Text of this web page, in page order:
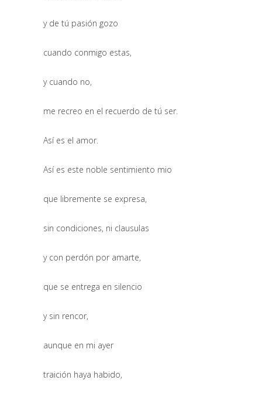
y de tú pasión gozo
cuando conmigo estas,
y cuando no,
me recreo en el recuerdo de tú ser.
Así es el amor.
Así es este noble sentimiento mio
que libremente se expresa,
sin condiciones, ni clausulas
y con perdón por amarte,
que se entrega en silencio
y sin rencor,
aunque en mi ayer
traición haya habido,